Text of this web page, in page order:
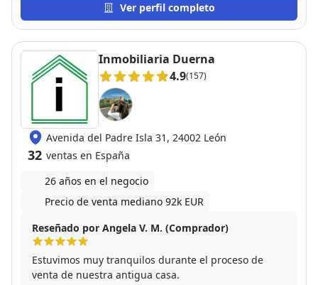
Ver perfil completo
Inmobiliaria Duerna
4.9(157)
Avenida del Padre Isla 31, 24002 León
32 ventas en España
26 años en el negocio
Precio de venta mediano 92k EUR
Reseñado por Angela V. M. (Comprador)
Estuvimos muy tranquilos durante el proceso de
venta de nuestra antigua casa.